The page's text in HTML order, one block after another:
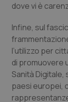
Toscana
Umbria
Valle
Veneto
Obesità
dove vi è
Infine, sul
l’utilizzo per
di promuovere
Sanità Digitale,
paesi europei,